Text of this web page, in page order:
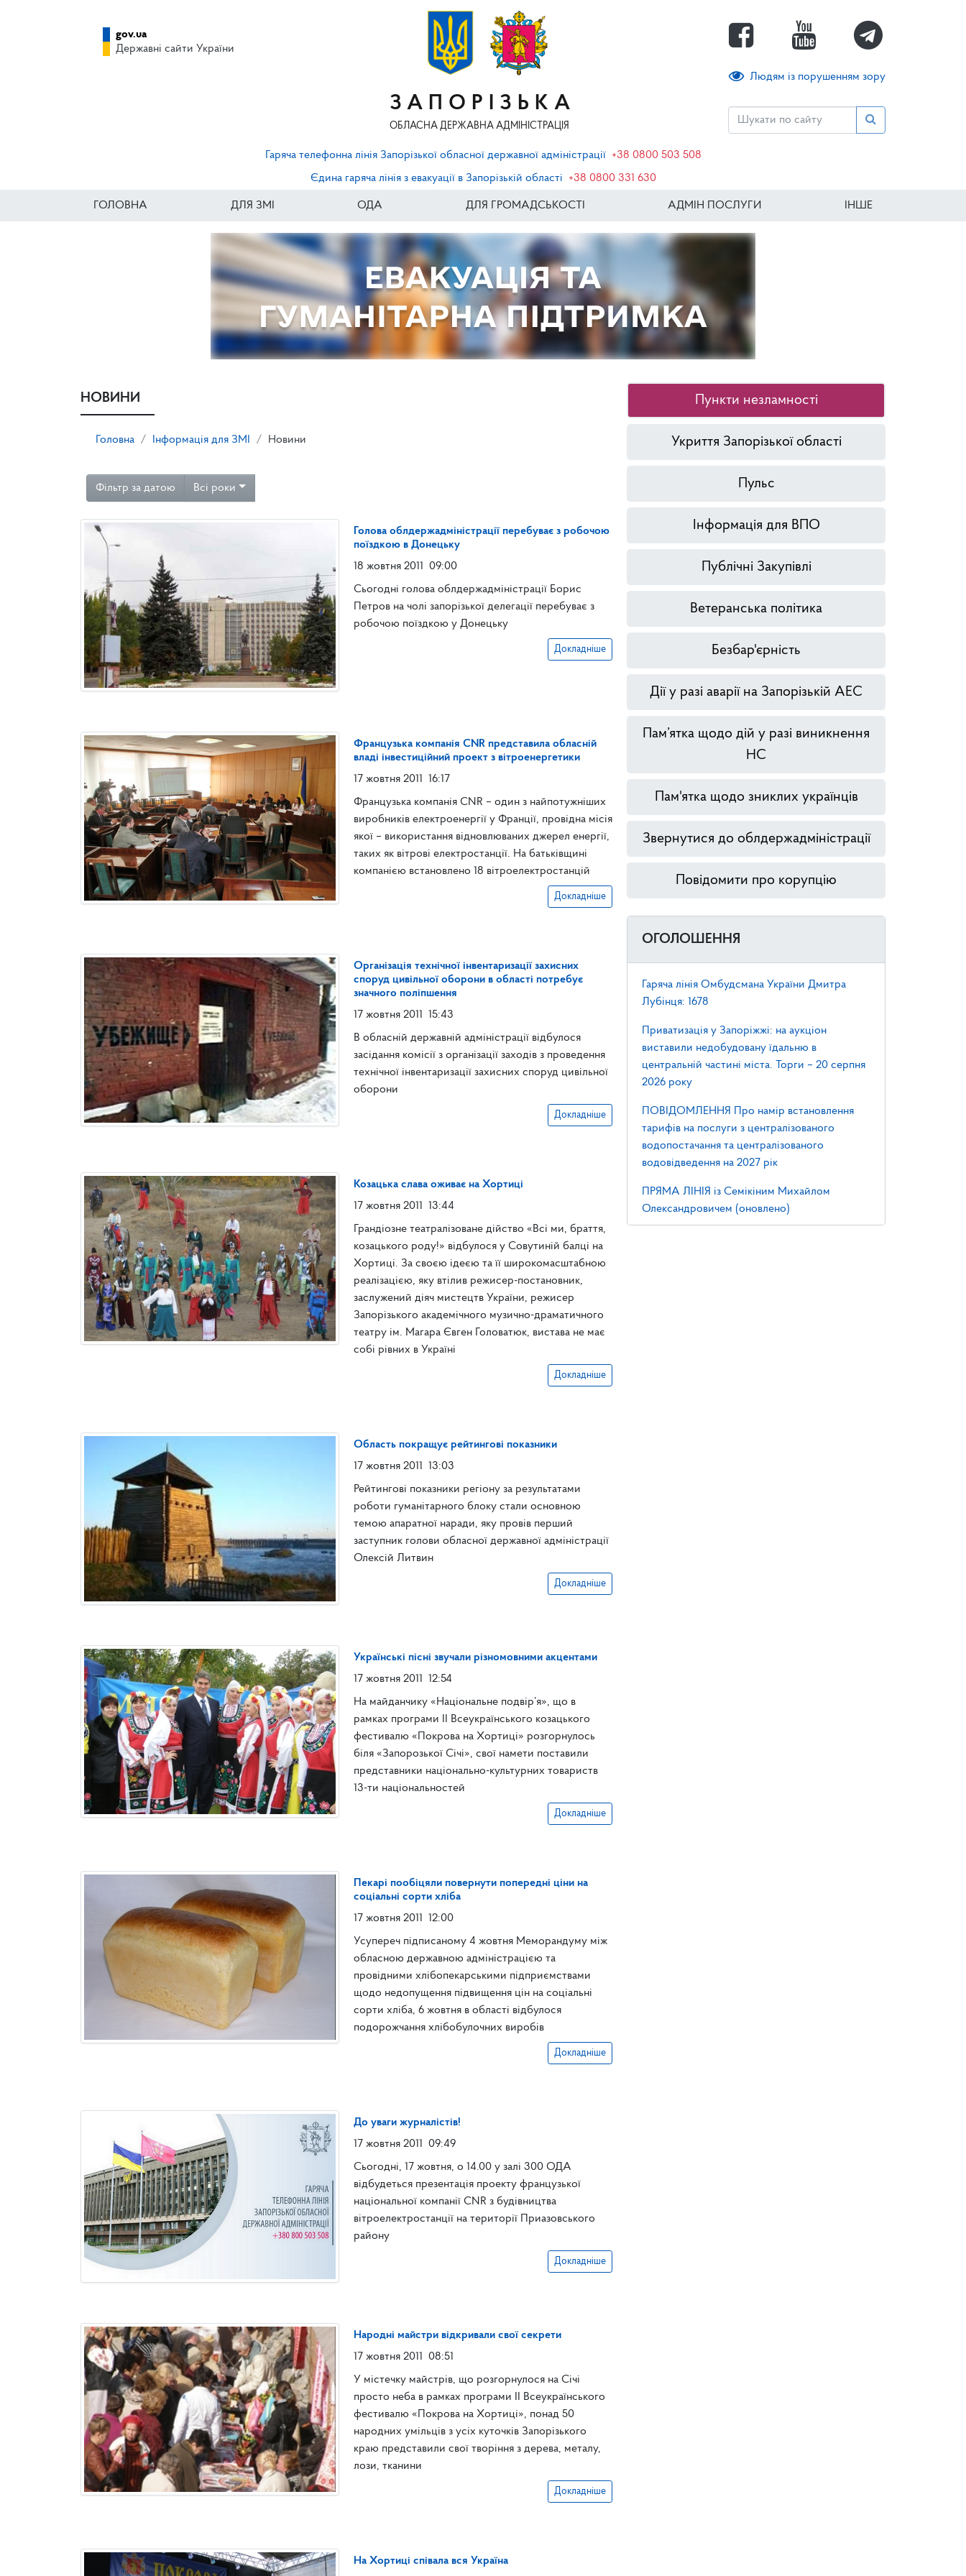
ЗАПОРІЗЬКА
ОБЛАСНА ДЕРЖАВНА АДМІНІСТРАЦІЯ
Людям із порушенням зору
gov.ua
Державні сайти України
Гаряча телефонна лінія Запорізької обласної державної адміністрації +38 0800 503 508
Єдина гаряча лінія з евакуації в Запорізькій області
+38 0800 331 630
ГОЛОВНА ДЛЯ ЗМІ ОДА ДЛЯ ГРОМАДСЬКОСТІ АДМІН ПОСЛУГИ ІНШЕ
НОВИНИ
Головна Інформація для ЗМІ Новини
Фільтр за датою Всі роки
Голова облдержадміністрації перебуває з робочою
поїздкою в Донецьку
18 жовтня 2011
09:00
Сьогодні голова облдержадміністрації Борис
Петров на чолі запорізької делегації перебуває з
робочою поїздкою у Донецьку
Докладніше
Французька компанія CNR представила обласній
владі інвестиційний проект з вітроенергетики
17 жовтня 2011
16:17
Французька компанія CNR – один з найпотужніших
виробників електроенергії у Франції, провідна місія
якої – використання відновлюваних джерел енергії,
таких як вітрові електростанції. На батьківщині
компанією встановлено 18 вітроелектростанцій
Докладніше
Організація технічної інвентаризації захисних
споруд цивільної оборони в області потребує
значного поліпшення
17 жовтня 2011
15:43
В обласній державній адміністрації відбулося
засідання комісії з організації заходів з проведення
технічної інвентаризації захисних споруд цивільної
оборони
Докладніше
Козацька слава оживає на Хортиці
17 жовтня 2011
13:44
Грандіозне театралізоване дійство «Всі ми, браття,
козацького роду!» відбулося у Совутиній балці на
Хортиці. За своєю ідеєю та її широкомасштабною
реалізацією, яку втілив режисер-постановник,
заслужений діяч мистецтв України, режисер
Запорізького академічного музично-драматичного
театру ім. Магара Євген Головатюк, вистава не має
собі рівних в Україні
Докладніше
Область покращує рейтингові показники
17 жовтня 2011
13:03
Рейтингові показники регіону за результатами
роботи гуманітарного блоку стали основною
темою апаратної наради, яку провів перший
заступник голови обласної державної адміністрації
Олексій Литвин
Докладніше
Українські пісні звучали різномовними акцентами
17 жовтня 2011
12:54
На майданчику «Національне подвір’я», що в
рамках програми ІІ Всеукраїнського козацького
фестивалю «Покрова на Хортиці» розгорнулось
біля «Запорозької Січі», свої намети поставили
представники національно-культурних товариств
13-ти національностей
Докладніше
Пекарі пообіцяли повернути попередні ціни на
соціальні сорти хліба
17 жовтня 2011
12:00
Усупереч підписаному 4 жовтня Меморандуму між
обласною державною адміністрацією та
провідними хлібопекарськими підприємствами
щодо недопущення підвищення цін на соціальні
сорти хліба, 6 жовтня в області відбулося
подорожчання хлібобулочних виробів
Докладніше
До уваги журналістів!
17 жовтня 2011
09:49
Сьогодні, 17 жовтня, о 14.00 у залі 300 ОДА
відбудеться презентація проекту французької
національної компанії CNR з будівництва
вітроелектростанції на території Приазовського
району
Докладніше
Народні майстри відкривали свої секрети
17 жовтня 2011
08:51
У містечку майстрів, що розгорнулося на Січі
просто неба в рамках програми ІІ Всеукраїнського
фестивалю «Покрова на Хортиці», понад 50
народних умільців з усіх куточків Запорізького
краю представили свої творіння з дерева, металу,
лози, тканини
Докладніше
На Хортиці співала вся Україна
Пункти незламності
Укриття Запорізької області
Пульс
Інформація для ВПО
Публічні Закупівлі
Ветеранська політика
Безбар'єрність
Дії у разі аварії на Запорізькій АЕС
Пам’ятка щодо дій у разі виникнення
НС
Пам'ятка щодо зниклих українців
Звернутися до облдержадміністрації
Повідомити про корупцію
ОГОЛОШЕННЯ
Гаряча лінія Омбудсмана України Дмитра
Лубінця: 1678
Приватизація у Запоріжжі: на аукціон
виставили недобудовану їдальню в
центральній частині міста. Торги – 20 серпня
2026 року
ПОВІДОМЛЕННЯ Про намір встановлення
тарифів на послуги з централізованого
водопостачання та централізованого
водовідведення на 2027 рік
ПРЯМА ЛІНІЯ із Семікіним Михайлом
Олександровичем (оновлено)